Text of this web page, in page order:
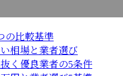
の比較基準
相場と業者選び
く優良業者の5条件